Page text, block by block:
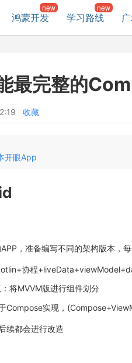
鸿蒙开发 学习路线
最完整的
收藏
开眼App
，准备编写不同的架构版本，
协程
将MVVM版进行组件划分
Compose实现，
续都会进行改造